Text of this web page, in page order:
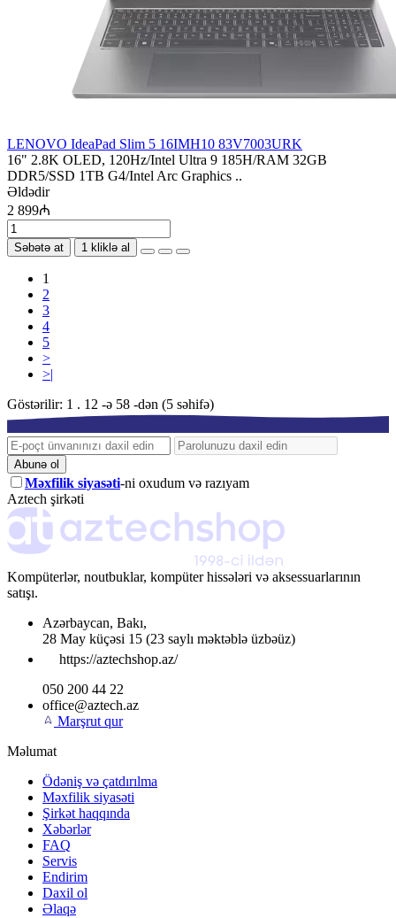
LENOVO IdeaPad Slim 5 16IMH10 83V7003URK
16" 2.8K OLED, 120Hz/Intel Ultra 9 185H/RAM 32GB
DDR5/SSD 1TB G4/Intel Arc Graphics ..
Əldədir
2 899₼
Səbətə at 1 kliklə al
1
2
3
4
5
>
>|
Göstərilir: 1 . 12 -ə 58 -dən (5 səhifə)
Abunə ol
Məxfilik siyasəti-ni oxudum və razıyam
Aztech şirkəti
Kompüterlər, noutbuklar, kompüter hissələri və aksessuarlarının
satışı.
Azərbaycan, Bakı,
28 May küçəsi 15 (23 saylı məktəblə üzbəüz)
https://aztechshop.az/
050 200 44 22
office@aztech.az
Marşrut qur
Məlumat
Ödəniş və çatdırılma
Məxfilik siyasəti
Şirkət haqqında
Xəbərlər
FAQ
Servis
Endirim
Daxil ol
Əlaqə